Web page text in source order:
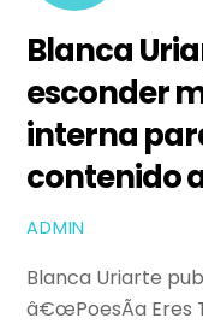
Blanca
esconder
interna
contenido
ADMIN
Blanca Uriarte
â€œPoesÃ­a Eres